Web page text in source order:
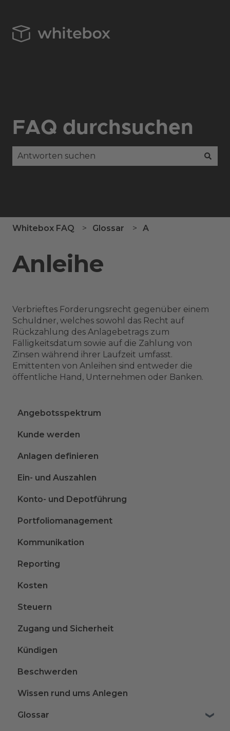
FAQ durchsuchen
Whitebox FAQ Glossar A
Anleihe
Verbrieftes Forderungsrecht gegenüber einem
Schuldner, welches sowohl das Recht auf
Rückzahlung des Anlagebetrags zum
Fälligkeitsdatum sowie auf die Zahlung von
Zinsen während ihrer Laufzeit umfasst.
Emittenten von Anleihen sind entweder die
öffentliche Hand, Unternehmen oder Banken.
Angebotsspektrum
Kunde werden
Anlagen definieren
Ein- und Auszahlen
Konto- und Depotführung
Portfoliomanagement
Kommunikation
Reporting
Kosten
Steuern
Zugang und Sicherheit
Kündigen
Beschwerden
Wissen rund ums Anlegen
Glossar